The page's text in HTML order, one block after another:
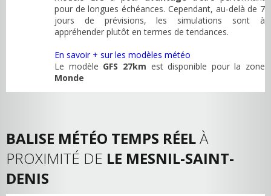
pour de longues échéances. Cependant, au-delà de 7
jours de prévisions, les simulations sont à
appréhender plutôt en termes de tendances.
En savoir + sur les modèles météo
Le modèle GFS 27km est disponible pour la zone
Monde
BALISE MÉTÉO TEMPS RÉELÀ
PROXIMITÉ DE LE MESNIL-SAINT-
DENIS